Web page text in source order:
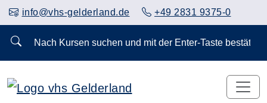
info@vhs-gelderland.de +49 2831 9375-0
Nach Kursen suchen und mit der Enter-Taste